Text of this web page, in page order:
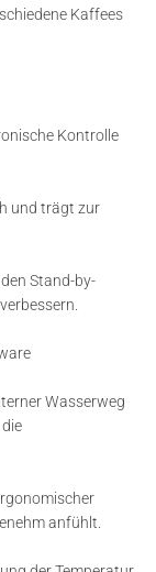
Kaffees
Kontrolle
und trägt zur
Stand-by-
Wasserweg
anfühlt.